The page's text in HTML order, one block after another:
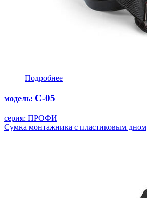
Подробнее
модель: С-05
серия: ПРОФИ
Сумка монтажника с пластиковым дном